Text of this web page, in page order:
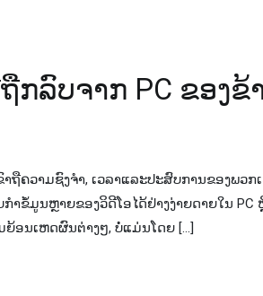
ລົບ​ຈາກ PC ຂອງ​ຂ້
ຖືຄວາມຊົງຈໍາ, ເວລາແລະປະສົບການຂອງພວກ
າ​ຂໍ້​ມູນ​ຫຼາຍ​ຂອງ​ວິ​ດີ​ໂອ​ໄດ້​ຢ່າງ​ງ່າຍ​ດາຍ​ໃນ
ອນເຫດຜົນຕ່າງໆ, ບໍ່ແມ່ນໂດຍ […]